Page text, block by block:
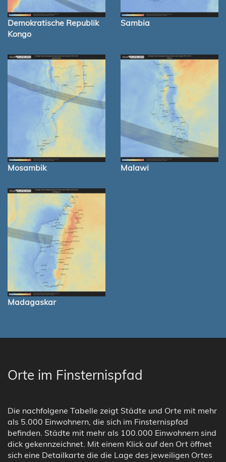
Demokratische Republik
Kongo
Sambia
Mosambik Malawi
Madagaskar
Orte im Finsternispfad
Die nachfolgene Tabelle zeigt Städte und Orte mit mehr
als 5.000 Einwohnern, die sich im Finsternispfad
befinden. Städte mit mehr als 100.000 Einwohnern sind
dick gekennzeichnet. Mit einem Klick auf den Ort öffnet
sich eine Detailkarte die die Lage des jeweiligen Ortes